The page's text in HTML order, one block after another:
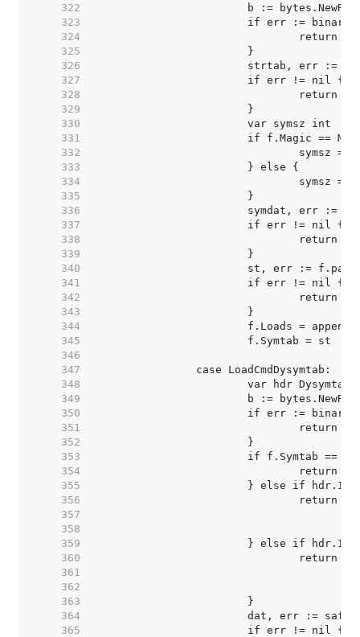
   322
   323
   324
   325
   326
   327
   328
   329
   330
   331
   332
   333
   334
   335
   336
   337
   338
   339
   340
   341
   342
   343
   344
   345
   346
   347
   348
   349
   350
   351
   352
   353
   354
   355
   356
   357
   358
   359
   360
   361
   362
   363
   364
   365